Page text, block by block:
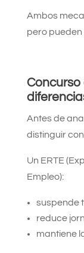
Ambos
pero pueden
Concurso
Antes de
distinguir
Un ERTE
Empleo):
suspende
reduce
mantiene